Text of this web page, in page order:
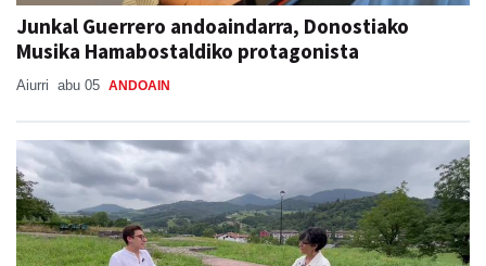
Junkal Guerrero andoaindarra, Donostiako
Musika Hamabostaldiko protagonista
Aiurri abu 05 ANDOAIN